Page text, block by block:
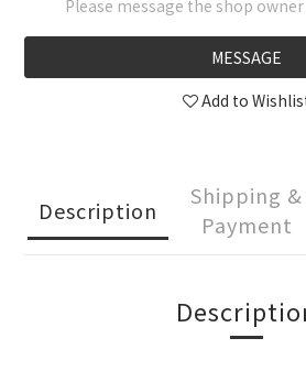
Please message the shop
MESSAGE
Add to
Description
Shipping &
Payment